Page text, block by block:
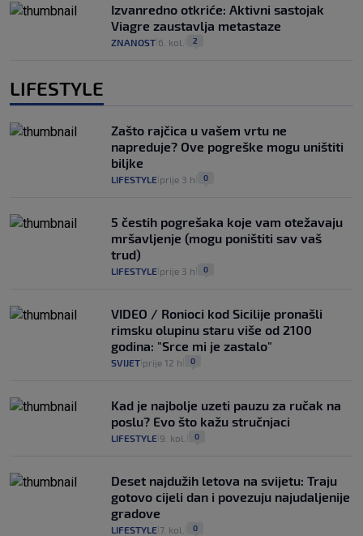
Izvanredno otkriće: Aktivni sastojak
Viagre zaustavlja metastaze
ZNANOST 6. kol. 2
LIFESTYLE
Zašto rajčica u vašem vrtu ne
napreduje? Ove pogreške mogu uništiti
biljke
LIFESTYLE prije 3 h 0
5 čestih pogrešaka koje vam otežavaju
mršavljenje (mogu poništiti sav vaš
trud)
LIFESTYLE prije 3 h 0
VIDEO / Ronioci kod Sicilije pronašli
rimsku olupinu staru više od 2100
godina: "Srce mi je zastalo"
SVIJET prije 12 h 0
Kad je najbolje uzeti pauzu za ručak na
poslu? Evo što kažu stručnjaci
LIFESTYLE 9. kol. 0
Deset najdužih letova na svijetu: Traju
gotovo cijeli dan i povezuju najudaljenije
gradove
LIFESTYLE 7. kol. 0